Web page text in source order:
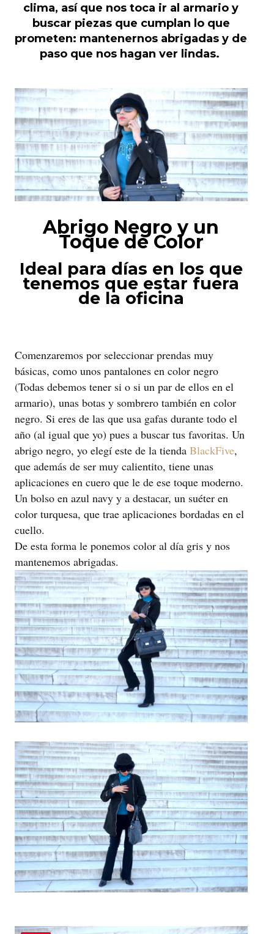
clima, así que nos toca ir al armario y
buscar piezas que cumplan lo que
prometen: mantenernos abrigadas y de
paso que nos hagan ver lindas.
Abrigo Negro y un
Toque de Color
Ideal para días en los que
tenemos que estar fuera
de la oficina
Comenzaremos por seleccionar prendas muy
básicas, como unos pantalones en color negro
(Todas debemos tener si o si un par de ellos en el
armario), unas botas y sombrero también en color
negro. Si eres de las que usa gafas durante todo el
año (al igual que yo) pues a buscar tus favoritas. Un
abrigo negro, yo elegí este de la tienda BlackFive,
que además de ser muy calientito, tiene unas
aplicaciones en cuero que le de ese toque moderno.
Un bolso en azul navy y a destacar, un suéter en
color turquesa, que trae aplicaciones bordadas en el
cuello.
De esta forma le ponemos color al día gris y nos
mantenemos abrigadas.